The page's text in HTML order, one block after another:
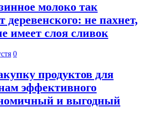
молоко так
деревенского: не пахнет,
имеет слоя сливок
0
продуктов для
эффективного
и выгодный